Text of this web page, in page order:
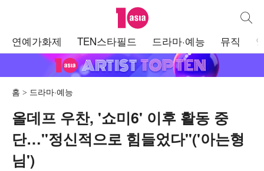
텐아시아 통합
연예가화제 TEN스타필드 드라마·예능 뮤직
홈 드라마·예능
올데프 우찬, '쇼미6' 이후 활동 중
단…"정신적으로 힘들었다"('아는형
님')